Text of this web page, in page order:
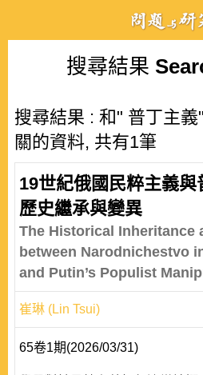
搜尋結果
搜尋結果 : 和" 普丁主義
關的資料, 共有1筆
19世紀俄國民粹主義
歷史繼承與變異
The Historical Inheritance
between Narodnichestvo
and Putin’s Populist
崔琳 (Lin Tsui)
65卷1期(2026/03/31)